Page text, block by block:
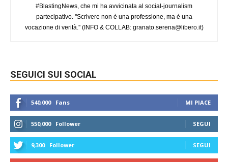
#BlastingNews, che mi ha avvicinata al social-journalism
partecipativo. ''Scrivere non è una professione, ma è una
vocazione di verità.'' (INFO & COLLAB: granato.serena@libero.it)
SEGUICI SUI SOCIAL
540,000 Fans MI PIACE
550,000 Follower SEGUI
9,300 Follower SEGUI